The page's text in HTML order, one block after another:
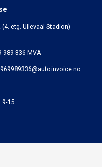
etg. Ullevaal Stadion)
989 336 MVA
969989336@autoinvoice.no
9-15